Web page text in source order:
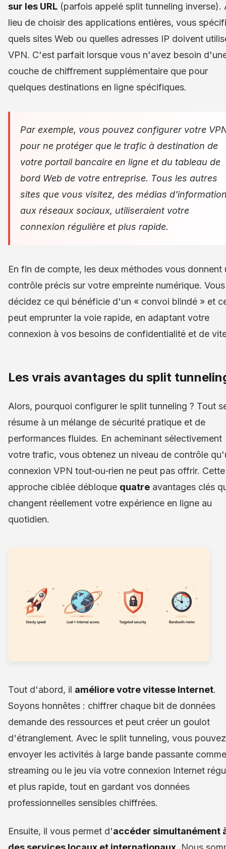
sur les URL (parfois appelé split tunneling inverse).
lieu de choisir des applications entières, vous
quels sites Web ou quelles adresses IP doivent
VPN. C'est parfait lorsque vous n'avez besoin
couche de chiffrement supplémentaire que pour
quelques destinations en ligne spécifiques.
Par exemple, vous pouvez configurer votre
pour ne protéger que le trafic à destination de
votre portail bancaire en ligne et du tableau de
bord Web de votre entreprise. Tous les autres
sites que vous visitez, des médias
aux réseaux sociaux, utiliseraient votre
connexion régulière et plus rapide.
En fin de compte, les deux méthodes vous donnent
contrôle précis sur votre empreinte numérique. Vous
décidez ce qui bénéficie d'un « convoi blindé » et
peut emprunter la voie rapide, en adaptant votre
connexion à vos besoins de confidentialité et de
Les vrais avantages du split
Alors, pourquoi configurer le split tunneling ? Tout
résume à un mélange de sécurité pratique et de
performances fluides. En acheminant sélectivement
votre trafic, vous obtenez un niveau de contrôle
connexion VPN tout‑ou‑rien ne peut pas offrir. Cette
approche ciblée débloque quatre avantages clés
changent réellement votre expérience en ligne au
quotidien.
Tout d'abord, il améliore votre vitesse Internet.
Soyons honnêtes : chiffrer chaque bit de données
demande des ressources et peut créer un goulot
d'étranglement. Avec le split tunneling, vous pouvez
envoyer les activités à large bande passante
streaming ou le jeu via votre connexion Internet
et plus rapide, tout en gardant vos données
professionnelles sensibles chiffrées.
Ensuite, il vous permet d'accéder simultanément